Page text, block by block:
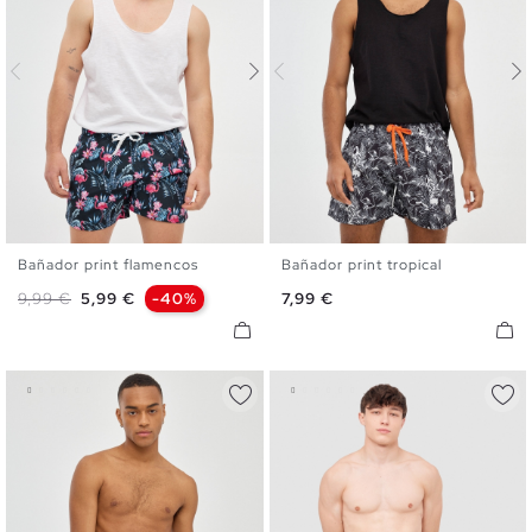
Bañador print flamencos
Precio base
9,99 € Precio
5,99 € -40%
M
Bañador print tropical
Precio
7,99 €